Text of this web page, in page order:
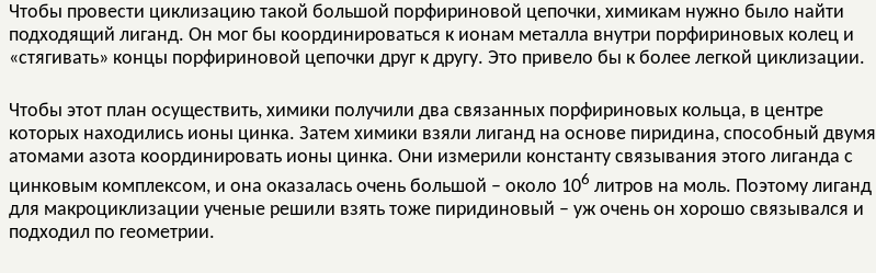
Чтобы провести циклизацию такой большой порфириновой цепочки, химикам нужно было найти
подходящий лиганд. Он мог бы координироваться к ионам металла внутри порфириновых колец и
«стягивать» концы порфириновой цепочки друг к другу. Это привело бы к более легкой циклизации.
Чтобы этот план осуществить, химики получили два связанных порфириновых кольца, в центре
которых находились ионы цинка. Затем химики взяли лиганд на основе пиридина, способный двумя
атомами азота координировать ионы цинка. Они измерили константу связывания этого лиганда с
цинковым комплексом, и она оказалась очень большой – около 106 литров на моль. Поэтому лиганд
для макроциклизации ученые решили взять тоже пиридиновый – уж очень он хорошо связывался и
подходил по геометрии.